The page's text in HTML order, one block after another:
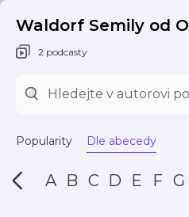
Waldorf Semily od O
2 podcasty
Popularity Dle abecedy
A B C D E F G